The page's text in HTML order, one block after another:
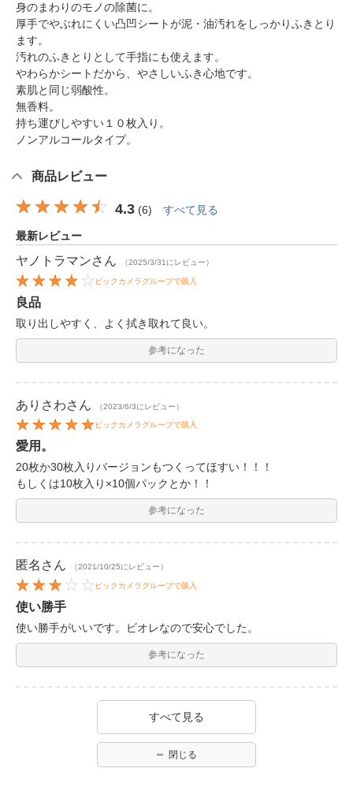
身のまわりのモノの除菌に。
厚手でやぶれにくい凸凹シートが泥・油汚れをしっかりふきとり
ます。
汚れのふきとりとして手指にも使えます。
やわらかシートだから、やさしいふき心地です。
素肌と同じ弱酸性。
無香料。
持ち運びしやすい１０枚入り。
ノンアルコールタイプ。
商品レビュー
4.3 (6) すべて見る
最新レビュー
ヤノトラマンさん （2025/3/31にレビュー）
ビックカメラグループで購入
良品
取り出しやすく、よく拭き取れて良い。
参考になった
ありさわさん （2023/6/3にレビュー）
ビックカメラグループで購入
愛用。
20枚か30枚入りバージョンもつくってほすい！！！
もしくは10枚入り×10個パックとか！！
参考になった
匿名 さん （2021/10/25にレビュー）
ビックカメラグループで購入
使い勝手
使い勝手がいいです。ビオレなので安心でした。
参考になった
すべて見る
閉じる